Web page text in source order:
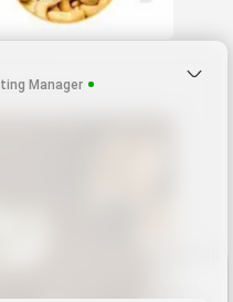
Manager